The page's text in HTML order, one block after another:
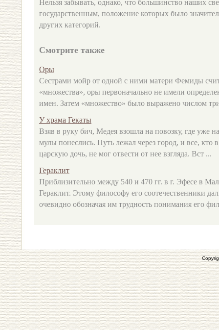
Нельзя забывать, однако, что большинство наших
государственным, положение которых было
других категорий.
Смотрите также
Оры
Сестрами мойр от одной с ними матери Фемиды
«множества», оры первоначально не имели
имен. Затем «множество» было выражено числом
У храма Гекаты
Взяв в руку бич, Медея взошла на повозку, где уже
мулы понеслись. Путь лежал через город, и все, кто
царскую дочь, не мог отвести от нее взгляда. Вст ...
Гераклит
Приблизительно между 540 и 470 гг. в г. Эфесе в
Гераклит. Этому философу его соотечественники
очевидно обозначая им трудность понимания его